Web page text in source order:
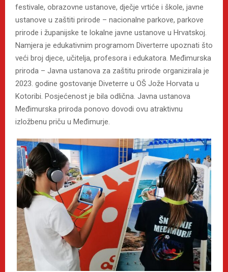
festivale, obrazovne ustanove, dječje vrtiće i škole, javne
ustanove u zaštiti prirode – nacionalne parkove, parkove
prirode i županijske te lokalne javne ustanove u Hrvatskoj.
Namjera je edukativnim programom Diverterre upoznati što
veći broj djece, učitelja, profesora i edukatora. Međimurska
priroda – Javna ustanova za zaštitu prirode organizirala je
2023. godine gostovanje Diveterre u OŠ Jože Horvata u
Kotoribi. Posjećenost je bila odlična. Javna ustanova
Međimurska priroda ponovo dovodi ovu atraktivnu
izložbenu priču u Međimurje.